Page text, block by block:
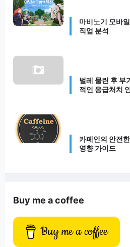
마비노기 모바
직업 분석
벌레 물린 후 부
적인 응급처치
카페인의 안전
영향 가이드
Buy me a coffee
Buy me a coffee